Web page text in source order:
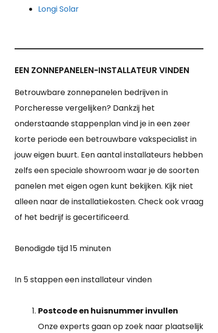
Longi Solar
EEN ZONNEPANELEN-INSTALLATEUR VINDEN
Betrouwbare zonnepanelen bedrijven in
Porcheresse vergelijken? Dankzij het
onderstaande stappenplan vind je in een zeer
korte periode een betrouwbare vakspecialist in
jouw eigen buurt. Een aantal installateurs hebben
zelfs een speciale showroom waar je de soorten
panelen met eigen ogen kunt bekijken. Kijk niet
alleen naar de installatiekosten. Check ook vraag
of het bedrijf is gecertificeerd.
Benodigde tijd15 minuten
In 5 stappen een installateur vinden
Postcode en huisnummer invullen
Onze experts gaan op zoek naar plaatselijk